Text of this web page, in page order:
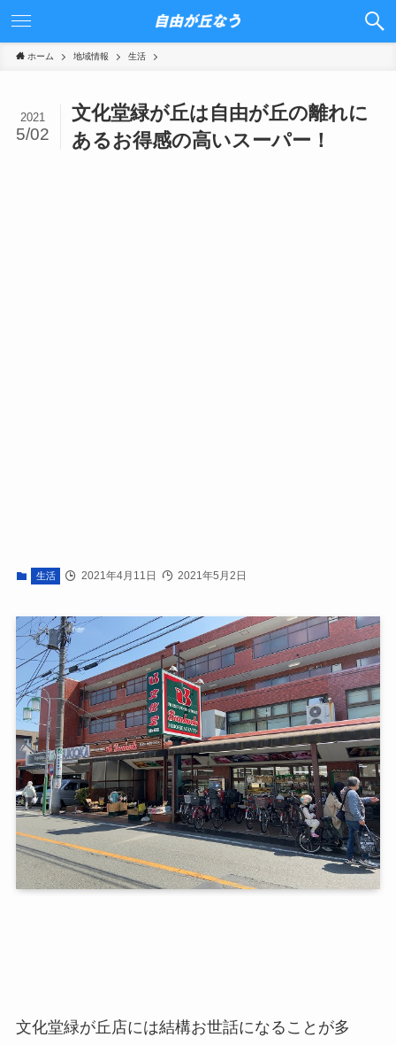
ホーム 地域情報 生活
文化堂緑が丘は自由が丘の離れに
あるお得感の高いスーパー！
2021
5/02
生活 2021年4月11日 2021年5月2日
文化堂緑が丘店には結構お世話になることが多